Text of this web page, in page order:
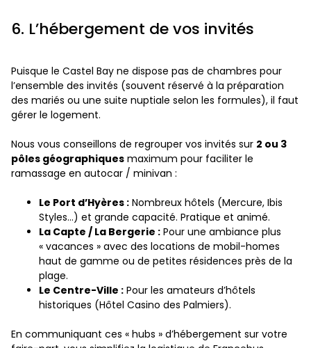
6. L’hébergement de vos invités
Puisque le Castel Bay ne dispose pas de chambres pour
l’ensemble des invités (souvent réservé à la préparation
des mariés ou une suite nuptiale selon les formules), il faut
gérer le logement.
Nous vous conseillons de regrouper vos invités sur 2 ou 3
pôles géographiques maximum pour faciliter le
ramassage en autocar / minivan :
Le Port d’Hyères : Nombreux hôtels (Mercure, Ibis
Styles…) et grande capacité. Pratique et animé.
La Capte / La Bergerie : Pour une ambiance plus
« vacances » avec des locations de mobil-homes
haut de gamme ou de petites résidences près de la
plage.
Le Centre-Ville : Pour les amateurs d’hôtels
historiques (Hôtel Casino des Palmiers).
En communiquant ces « hubs » d’hébergement sur votre